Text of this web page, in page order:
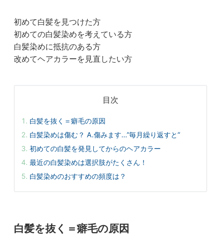
初めて白髪を見つけた方
初めての白髪染めを考えている方
白髪染めに抵抗のある方
改めてヘアカラーを見直したい方
目次
白髪を抜く＝癖毛の原因
白髪染めは傷む？ A.傷みます…”毎月繰り返すと”
初めての白髪を発見してからのヘアカラー
最近の白髪染めは選択肢がたくさん！
白髪染めのおすすめの頻度は？
白髪を抜く＝癖毛の原因